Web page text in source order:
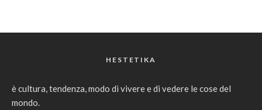
HESTETIKA
è cultura, tendenza, modo di vivere e di vedere le cose del
mondo.